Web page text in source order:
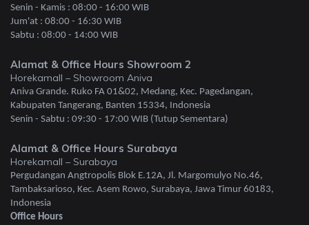
Senin - Kamis : 08:00 - 16:00 WIB
Jum'at : 08:00 - 16:30 WIB
Sabtu : 08:00 - 14:00 WIB
Alamat & Office Hours Showroom 2
Horekamall – Showroom Aniva
Aniva Grande. Ruko FA 01&02, Medang, Kec. Pagedangan,
Kabupaten Tangerang, Banten 15334, Indonesia
Senin - Sabtu : 09:30 - 17:00 WIB (Tutup Sementara)
Alamat & Office Hours Surabaya
Horekamall – Surabaya
Pergudangan Angtropolis Blok E.12A, Jl. Margomulyo No.46,
Tambaksarioso, Kec. Asem Rowo, Surabaya, Jawa Timur 60183,
Indonesia
Office Hours